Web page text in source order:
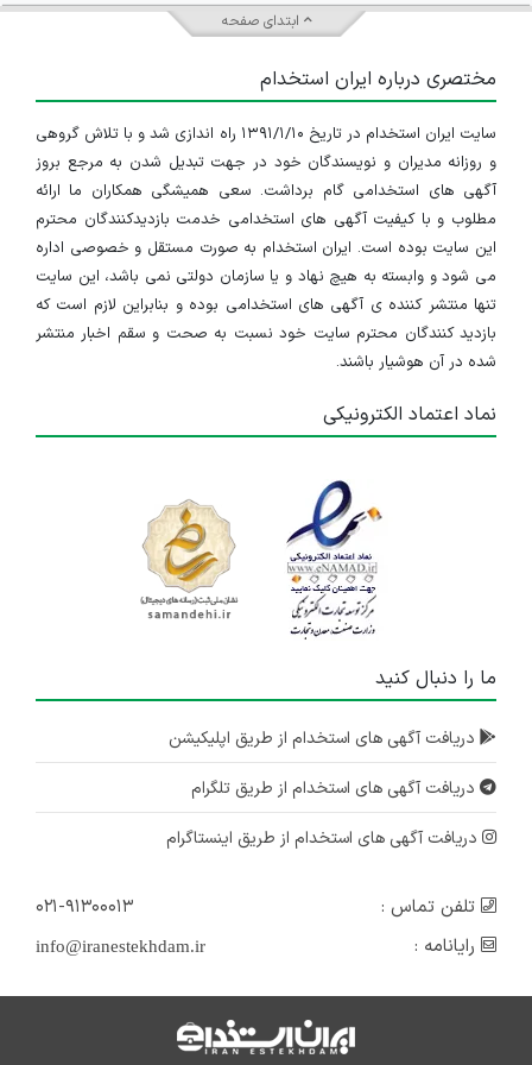
ابتدای صفحه
مختصری درباره ایران استخدام
سایت ایران استخدام در تاریخ ۱۳۹۱/۱/۱۰ راه اندازی شد و با تلاش گروهی
و روزانه مدیران و نویسندگان خود در جهت تبدیل شدن به مرجع بروز
آگهی های استخدامی گام برداشت. سعی همیشگی همکاران ما ارائه
مطلوب و با کیفیت آگهی های استخدامی خدمت بازدیدکنندگان محترم
این سایت بوده است. ایران استخدام به صورت مستقل و خصوصی اداره
می شود و وابسته به هیچ نهاد و یا سازمان دولتی نمی باشد، این سایت
تنها منتشر کننده ی آگهی های استخدامی بوده و بنابراین لازم است که
بازدید کنندگان محترم سایت خود نسبت به صحت و سقم اخبار منتشر
شده در آن هوشیار باشند.
نماد اعتماد الکترونیکی
ما را دنبال کنید
دریافت آگهی های استخدام از طریق اپلیکیشن
دریافت آگهی های استخدام از طریق تلگرام
دریافت آگهی های استخدام از طریق اینستاگرام
تلفن تماس :
۰۲۱-۹۱۳۰۰۰۱۳
رایانامه :
info@iranestekhdam.ir